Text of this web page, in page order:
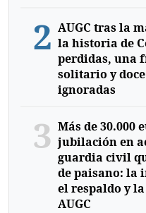
2 AUGC tras la
la historia de
perdidas, una
solitario y
ignoradas
3 Más de 30.000
jubilación en
guardia civil
de paisano: la
el respaldo y
AUGC